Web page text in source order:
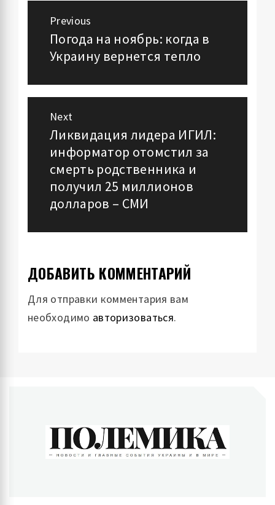
Навигация
записям
Previous
Previous
post:
Погода на ноябрь: когда в
Украину вернется тепло
Next
Next
post:
Ликвидация лидера ИГИЛ:
информатор отомстил за
смерть родственника и
получил 25 миллионов
долларов – СМИ
ДОБАВИТЬ КОММЕНТАРИЙ
Для отправки комментария вам
необходимо авторизоваться.